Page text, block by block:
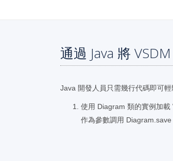
通過 Java 將
Java 開發人員只需幾行代碼即可輕
使用 Diagram 類的實例加
作為參數調用